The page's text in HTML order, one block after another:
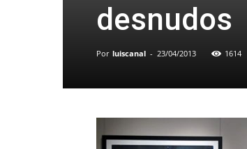
desnudos
Por luiscanal - 23/04/2013 1614